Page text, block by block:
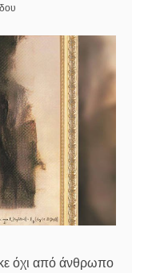
όχι από άνθρωπο